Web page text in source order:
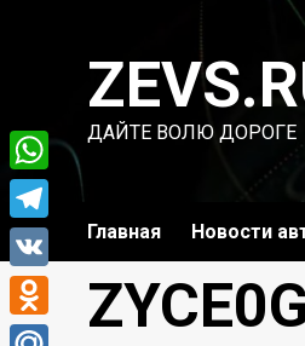
содержимому
ДАЙТЕ ВОЛЮ ДОРОГЕ
Главная Новости
WhatsApp
Telegram
VK
Odnoklassniki